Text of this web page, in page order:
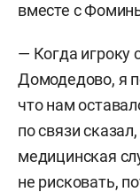
вместе с
— Когда игроку
Домодедово, я
что нам
по связи
медицинская
не рисковать,